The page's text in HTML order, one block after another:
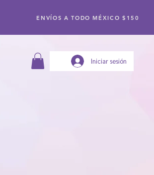
ENVÍOS A TODO MÉXICO $150
Iniciar sesión